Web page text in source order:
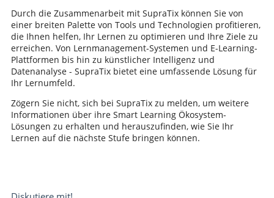
Durch die Zusammenarbeit mit SupraTix können Sie von
einer breiten Palette von Tools und Technologien profitieren,
die Ihnen helfen, Ihr Lernen zu optimieren und Ihre Ziele zu
erreichen. Von Lernmanagement-Systemen und E-Learning-
Plattformen bis hin zu künstlicher Intelligenz und
Datenanalyse - SupraTix bietet eine umfassende Lösung für
Ihr Lernumfeld.
Zögern Sie nicht, sich bei SupraTix zu melden, um weitere
Informationen über ihre Smart Learning Ökosystem-
Lösungen zu erhalten und herauszufinden, wie Sie Ihr
Lernen auf die nächste Stufe bringen können.